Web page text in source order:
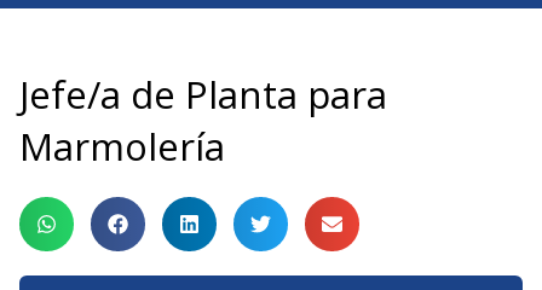
Jefe/a de Planta para
Marmolería